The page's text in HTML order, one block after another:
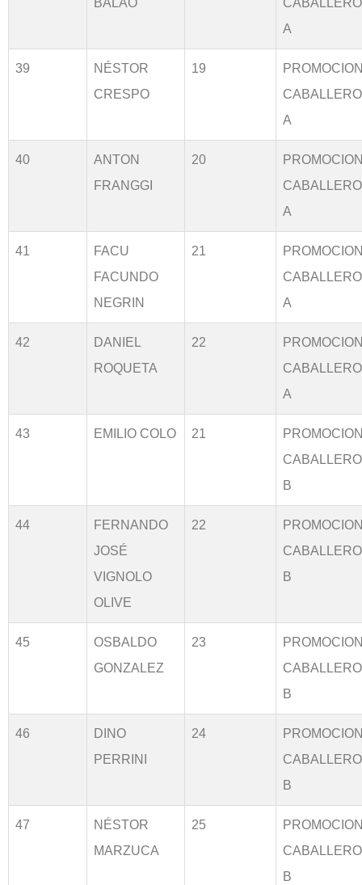
BALAO
A
39
NÉSTOR
CRESPO
19
A
40
ANTON
FRANGGI
20
A
41
FACU
FACUNDO
NEGRIN
21
A
42
DANIEL
ROQUETA
22
A
43 EMILIO COLO 21
B
44
FERNANDO
JOSÉ
VIGNOLO
OLIVE
22
B
45
OSBALDO
GONZALEZ
23
B
46
DINO
PERRINI
24
B
47
NÉSTOR
MARZUCA
25
B